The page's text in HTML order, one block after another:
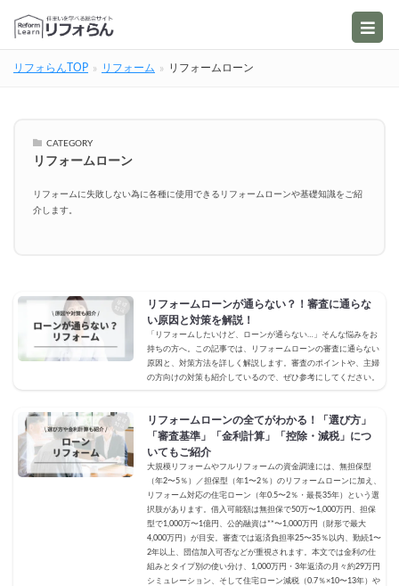
リフォらんTOP リフォーム リフォームローン
CATEGORY
リフォームローン
リフォームに失敗しない為に各種に使用できるリフォームローンや基礎知識をご紹
介します。
リフォームローンが通らない？！審査に通らな
い原因と対策を解説！
「リフォームしたいけど、ローンが通らない…」そんな悩みをお
持ちの方へ。この記事では、リフォームローンの審査に通らない
原因と、対策方法を詳しく解説します。審査のポイントや、主婦
の方向けの対策も紹介しているので、ぜひ参考にしてください。
リフォームローンの全てがわかる！「選び方」
「審査基準」「金利計算」「控除・減税」につ
いてもご紹介
大規模リフォームやフルリフォームの資金調達には、無担保型
（年2〜5％）／担保型（年1〜2％）のリフォームローンに加え、
リフォーム対応の住宅ローン（年0.5〜2％・最長35年）という選
択肢があります。借入可能額は無担保で50万〜1,000万円、担保
型で1,000万〜1億円、公的融資は**〜1,000万円（財形で最大
4,000万円）が目安。審査では返済負担率25〜35％以内、勤続1〜
2年以上、団信加入可否などが重視されます。本文では金利の仕
組みとタイプ別の使い分け、1,000万円・3年返済の月々約29万円
シミュレーション、そして住宅ローン減税（0.7％×10〜13年）や